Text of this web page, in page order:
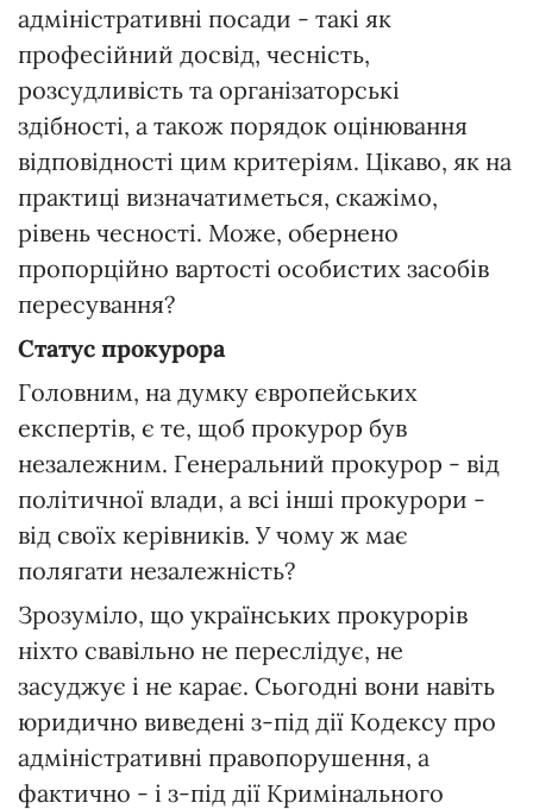
адміністративні посади - такі як
професійний досвід, чесність,
розсудливість та організаторські
здібності, а також порядок оцінювання
відповідності цим критеріям. Цікаво, як на
практиці визначатиметься, скажімо,
рівень чесності. Може, обернено
пропорційно вартості особистих засобів
пересування?
Статус прокурора
Головним, на думку європейських
експертів, є те, щоб прокурор був
незалежним. Генеральний прокурор - від
політичної влади, а всі інші прокурори -
від своїх керівників. У чому ж має
полягати незалежність?
Зрозуміло, що українських прокурорів
ніхто свавільно не переслідує, не
засуджує і не карає. Сьогодні вони навіть
юридично виведені з-під дії Кодексу про
адміністративні правопорушення, а
фактично - і з-під дії Кримінального